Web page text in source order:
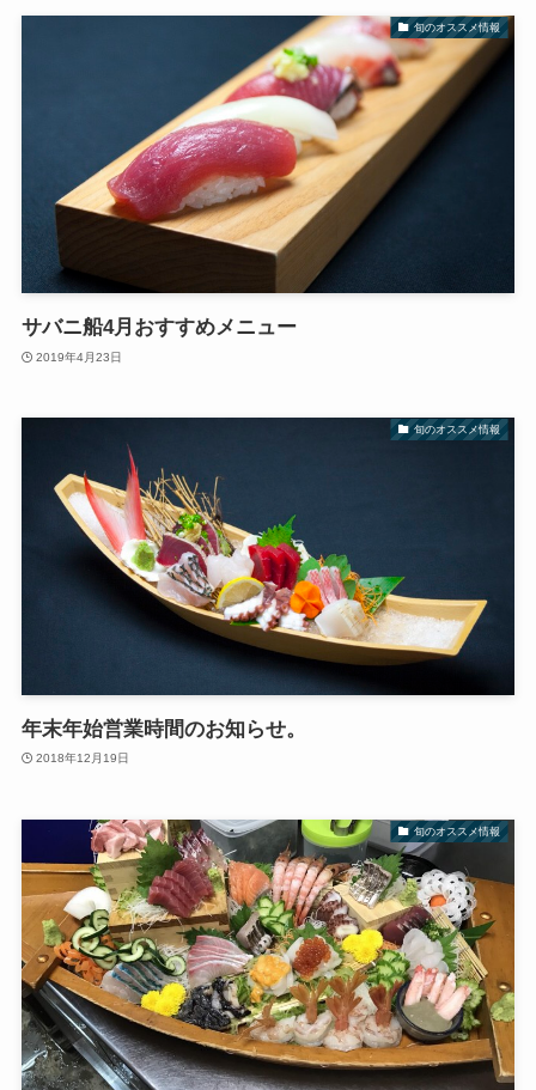
旬のオススメ情報
サバニ船4月おすすめメニュー
2019年4月23日
旬のオススメ情報
年末年始営業時間のお知らせ。
2018年12月19日
旬のオススメ情報